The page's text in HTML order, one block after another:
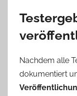
Nachdem alle
dokumentiert